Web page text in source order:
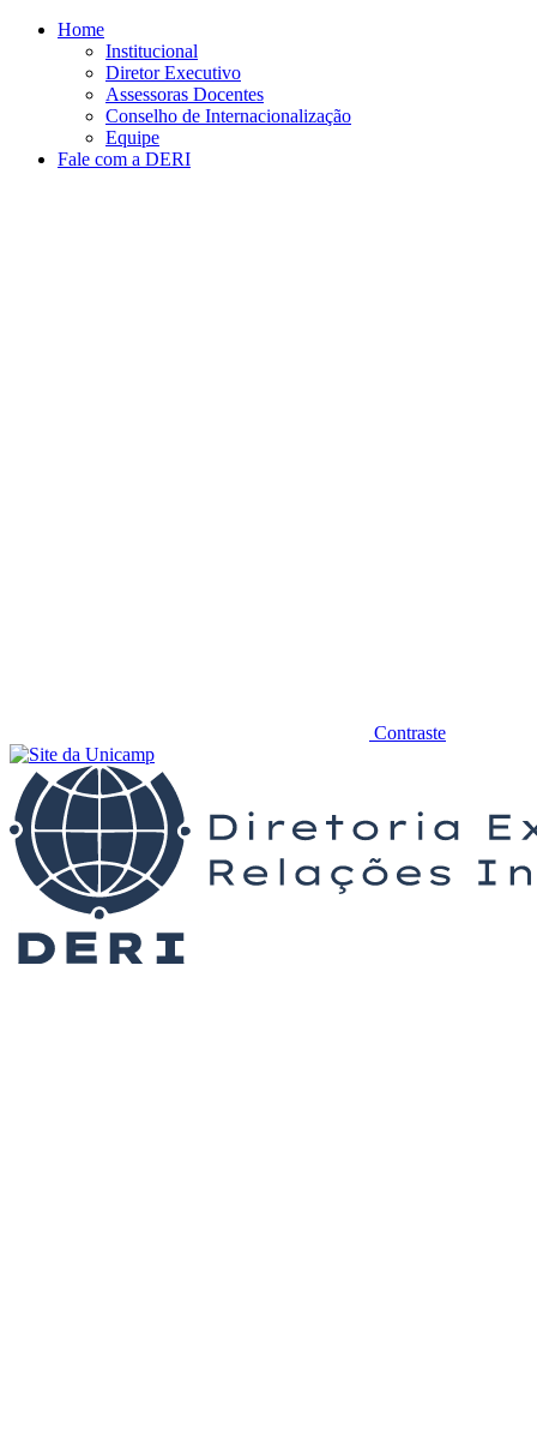
Conteúdo principal
Home
Institucional
Diretor Executivo
Assessoras Docentes
Conselho de Internacionalização
Equipe
Fale com a DERI
Contraste